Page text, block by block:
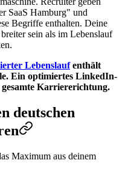
SaaS Hamburg" und
Begriffe enthalten. Deine
sein als im Lebenslauf
Lebenslaufenthält
Ein optimiertes LinkedIn-
Karriererichtung.
deutschen
Maximum aus deinem